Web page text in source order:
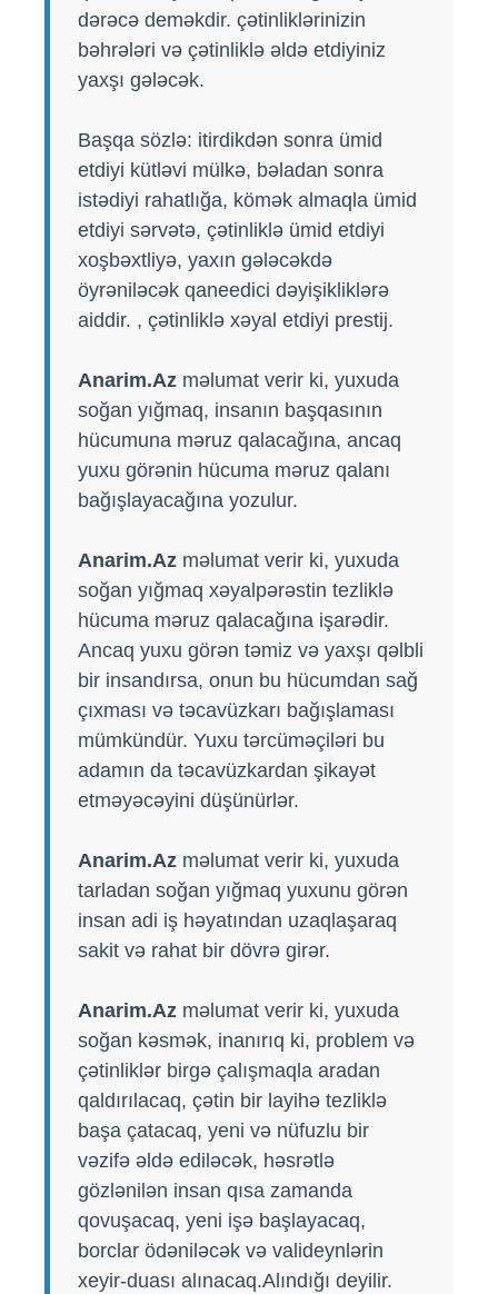
dərəcə deməkdir. çətinliklərinizin
bəhrələri və çətinliklə əldə etdiyiniz
yaxşı gələcək.
Başqa sözlə: itirdikdən sonra ümid
etdiyi kütləvi mülkə, bəladan sonra
istədiyi rahatlığa, kömək almaqla ümid
etdiyi sərvətə, çətinliklə ümid etdiyi
xoşbəxtliyə, yaxın gələcəkdə
öyrəniləcək qaneedici dəyişikliklərə
aiddir. , çətinliklə xəyal etdiyi prestij.
Anarim.Az məlumat verir ki, yuxuda
soğan yığmaq, insanın başqasının
hücumuna məruz qalacağına, ancaq
yuxu görənin hücuma məruz qalanı
bağışlayacağına yozulur.
Anarim.Az məlumat verir ki, yuxuda
soğan yığmaq xəyalpərəstin tezliklə
hücuma məruz qalacağına işarədir.
Ancaq yuxu görən təmiz və yaxşı qəlbli
bir insandırsa, onun bu hücumdan sağ
çıxması və təcavüzkarı bağışlaması
mümkündür. Yuxu tərcüməçiləri bu
adamın da təcavüzkardan şikayət
etməyəcəyini düşünürlər.
Anarim.Az məlumat verir ki, yuxuda
tarladan soğan yığmaq yuxunu görən
insan adi iş həyatından uzaqlaşaraq
sakit və rahat bir dövrə girər.
Anarim.Az məlumat verir ki, yuxuda
soğan kəsmək, inanırıq ki, problem və
çətinliklər birgə çalışmaqla aradan
qaldırılacaq, çətin bir layihə tezliklə
başa çatacaq, yeni və nüfuzlu bir
vəzifə əldə ediləcək, həsrətlə
gözlənilən insan qısa zamanda
qovuşacaq, yeni işə başlayacaq,
borclar ödəniləcək və valideynlərin
xeyir-duası alınacaq.Alındığı deyilir.